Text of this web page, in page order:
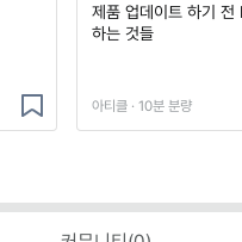
제품 업데이트 하기
하는 것들
아티클 · 10분 분량